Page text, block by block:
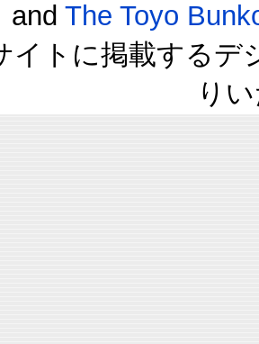
and The Toyo
イトに掲載するデ
り